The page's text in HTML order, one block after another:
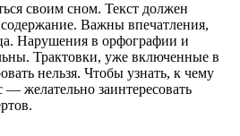
своим сном. Текст должен
Важны впечатления,
Нарушения в орфографии и
Трактовки, уже включенные в
нельзя. Чтобы узнать, к чему
— желательно заинтересовать